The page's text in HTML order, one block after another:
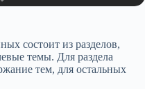
состоит из разделов,
темы. Для раздела
тем, для остальных